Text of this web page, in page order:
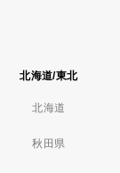
北海道/東北
北海道
秋田県